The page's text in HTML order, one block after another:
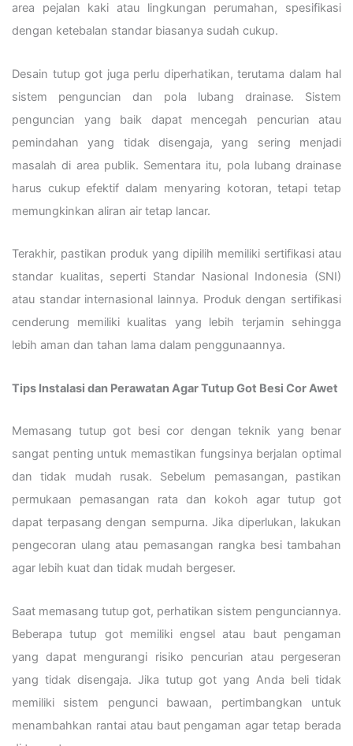
area pejalan kaki atau lingkungan perumahan, spesifikasi
dengan ketebalan standar biasanya sudah cukup.
Desain tutup got juga perlu diperhatikan, terutama dalam hal
sistem penguncian dan pola lubang drainase. Sistem
penguncian yang baik dapat mencegah pencurian atau
pemindahan yang tidak disengaja, yang sering menjadi
masalah di area publik. Sementara itu, pola lubang drainase
harus cukup efektif dalam menyaring kotoran, tetapi tetap
memungkinkan aliran air tetap lancar.
Terakhir, pastikan produk yang dipilih memiliki sertifikasi atau
standar kualitas, seperti Standar Nasional Indonesia (SNI)
atau standar internasional lainnya. Produk dengan sertifikasi
cenderung memiliki kualitas yang lebih terjamin sehingga
lebih aman dan tahan lama dalam penggunaannya.
Tips Instalasi dan Perawatan Agar Tutup Got Besi Cor Awet
Memasang tutup got besi cor dengan teknik yang benar
sangat penting untuk memastikan fungsinya berjalan optimal
dan tidak mudah rusak. Sebelum pemasangan, pastikan
permukaan pemasangan rata dan kokoh agar tutup got
dapat terpasang dengan sempurna. Jika diperlukan, lakukan
pengecoran ulang atau pemasangan rangka besi tambahan
agar lebih kuat dan tidak mudah bergeser.
Saat memasang tutup got, perhatikan sistem pengunciannya.
Beberapa tutup got memiliki engsel atau baut pengaman
yang dapat mengurangi risiko pencurian atau pergeseran
yang tidak disengaja. Jika tutup got yang Anda beli tidak
memiliki sistem pengunci bawaan, pertimbangkan untuk
menambahkan rantai atau baut pengaman agar tetap berada